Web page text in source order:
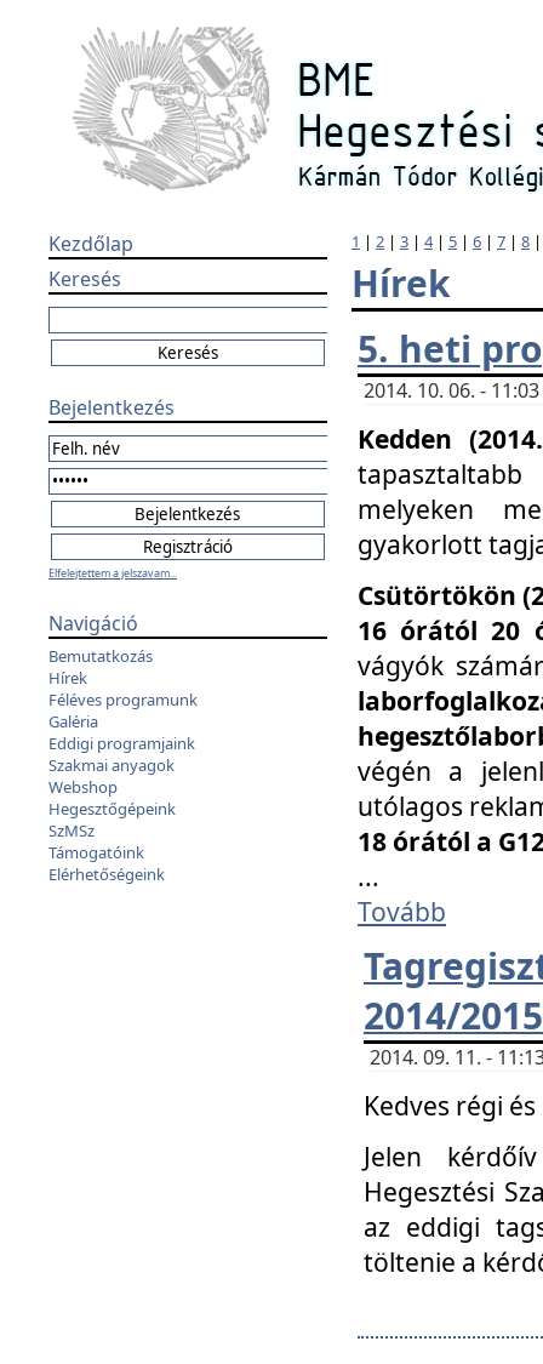
Kezdőlap
Keresés
Bejelentkezés
Elfelejtettem a jelszavam...
Navigáció
Bemutatkozás
Hírek
Féléves programunk
Galéria
Eddigi programjaink
Szakmai anyagok
Webshop
Hegesztőgépeink
SzMSz
Támogatóink
Elérhetőségeink
1 | 2 | 3 | 4| 5 | 6 | 7 | 8
Hírek
5. heti
2014. 10. 06. -
Kedden
melyeken
gyakorlott
Csütörtökön
16 órától 20
vágyók
végén a
utólagos
18 órától a
...
Tovább
2014/
2014. 09. 11. -
Kedves régi
Jelen
Hegesztési
az eddigi
töltenie a